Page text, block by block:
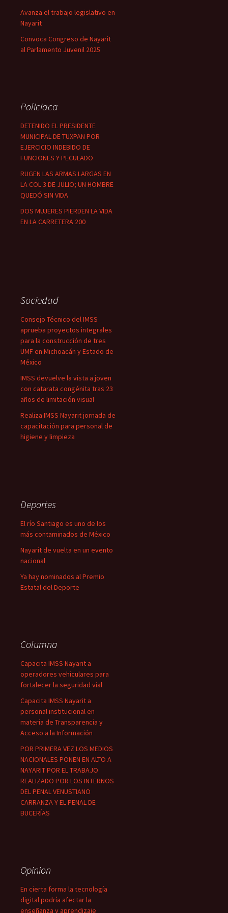
Avanza el trabajo legislativo en
Nayarit
Convoca Congreso de Nayarit
al Parlamento Juvenil 2025
Policiaca
DETENIDO EL PRESIDENTE
MUNICIPAL DE TUXPAN POR
EJERCICIO INDEBIDO DE
FUNCIONES Y PECULADO
RUGEN LAS ARMAS LARGAS EN
LA COL 3 DE JULIO; UN HOMBRE
QUEDÓ SIN VIDA
DOS MUJERES PIERDEN LA VIDA
EN LA CARRETERA 200
Sociedad
Consejo Técnico del IMSS
aprueba proyectos integrales
para la construcción de tres
UMF en Michoacán y Estado de
México
IMSS devuelve la vista a joven
con catarata congénita tras 23
años de limitación visual
Realiza IMSS Nayarit jornada de
capacitación para personal de
higiene y limpieza
Deportes
El río Santiago es uno de los
más contaminados de México
Nayarit de vuelta en un evento
nacional
Ya hay nominados al Premio
Estatal del Deporte
Columna
Capacita IMSS Nayarit a
operadores vehiculares para
fortalecer la seguridad vial
Capacita IMSS Nayarit a
personal institucional en
materia de Transparencia y
Acceso a la Información
POR PRIMERA VEZ LOS MEDIOS
NACIONALES PONEN EN ALTO A
NAYARIT POR EL TRABAJO
REALIZADO POR LOS INTERNOS
DEL PENAL VENUSTIANO
CARRANZA Y EL PENAL DE
BUCERÍAS
Opinion
En cierta forma la tecnología
digital podría afectar la
enseñanza y aprendizaje